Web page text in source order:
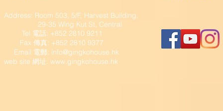
Address: Room 503, 5/F, Harvest Building,
29-35 Wing Kut St, Central
Tel 電話: +852 2810 9211
Fax 傳真: +852 2810 9377
​ Email 電郵: info@gingkohouse.hk
web site 網址: www.gingkohouse.hk